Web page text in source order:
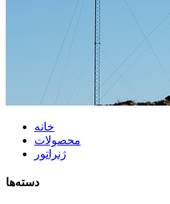
خانه
محصولات
ژنراتور
دسته‌ها